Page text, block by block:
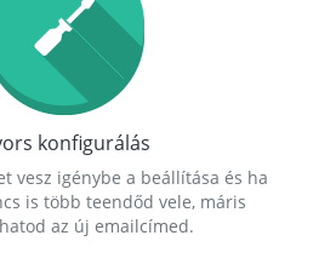
konfigurálás
vesz igénybe a beállítása és ha
is több teendőd vele, máris
az új emailcímed.